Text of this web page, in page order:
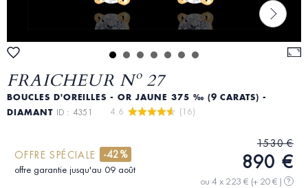
FRAICHEUR Nº 27
BOUCLES D'OREILLES - OR JAUNE 375 ‰ (9 CARATS) -
DIAMANT ID : 4351 4.6 (16)
OFFRE SPÉCIALE -42%
offre garantie jusqu'au 09 août
1530 €
890 €
ou 4 x 223 € (+ 20 € ) ?